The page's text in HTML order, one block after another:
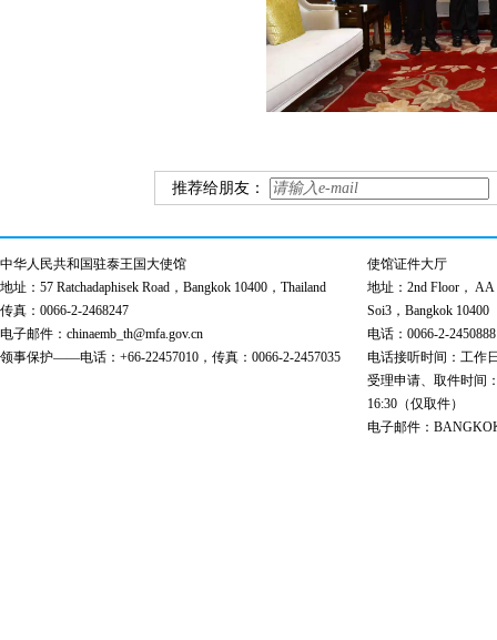
推荐给朋友：
中华人民共和国驻泰王国大使馆
地址：57 Ratchadaphisek Road，Bangkok 10400，Thailand
传真：0066-2-2468247
电子邮件：chinaemb_th@mfa.gov.cn
领事保护——电话：+66-22457010，传真：0066-2-2457035
使馆证件大厅
地址：2nd Floor， AA
Soi3，Bangkok 10400
电话：0066-2-
电话接听时间：工作
受理申请、取件时间
16:30（仅取件）
电子邮件：